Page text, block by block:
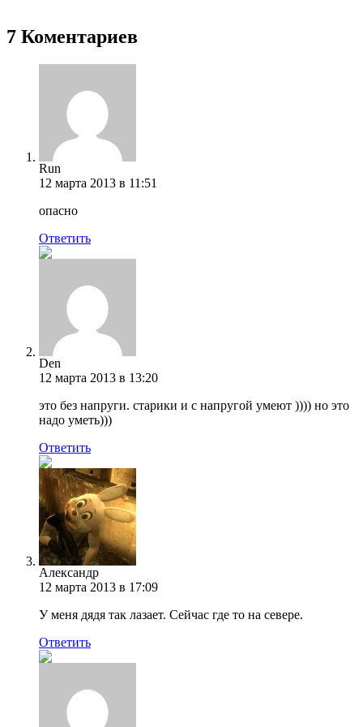
7 Коментариев
Run
12 марта 2013 в 11:51
опасно
Ответить
Den
12 марта 2013 в 13:20
это без напруги. старики и с напругой умеют )))) но это
надо уметь)))
Ответить
Александр
12 марта 2013 в 17:09
У меня дядя так лазает. Сейчас где то на севере.
Ответить